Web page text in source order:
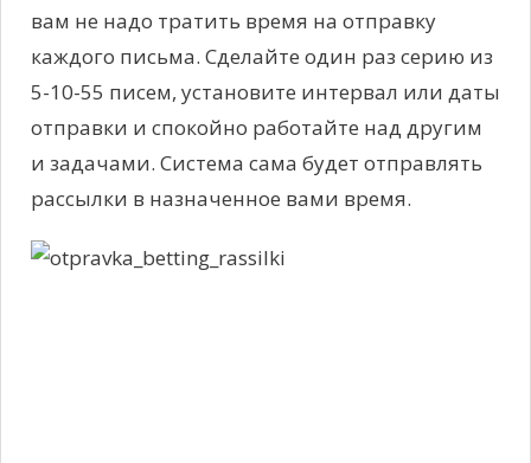
вам не надо тратить время на отправку
каждого письма. Сделайте один раз серию из
5-10-55 писем, установите интервал или даты
отправки и спокойно работайте над другим
и задачами. Система сама будет отправлять
рассылки в назначенное вами время.